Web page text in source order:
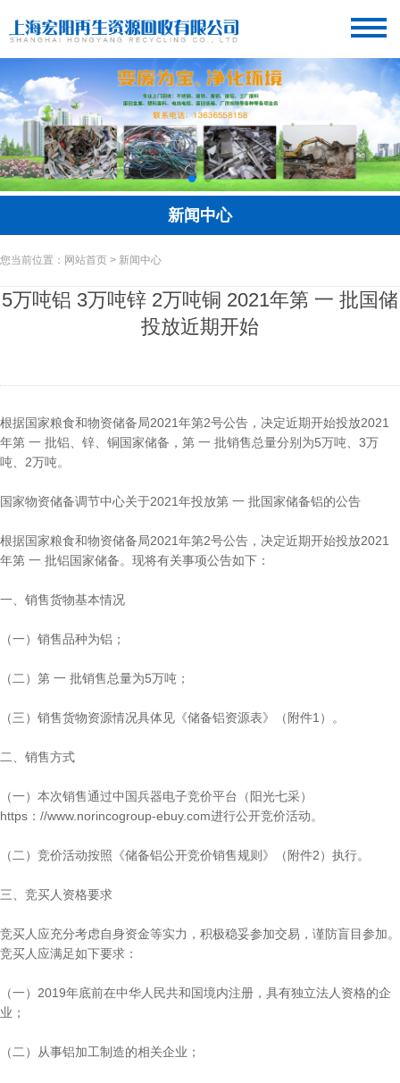
新闻中心
您当前位置：网站首页 > 新闻中心
5万吨铝 3万吨锌 2万吨铜 2021年第 一 批国储
投放近期开始
根据国家粮食和物资储备局2021年第2号公告，决定近期开始投放2021
年第 一 批铝、锌、铜国家储备，第 一 批销售总量分别为5万吨、3万
吨、2万吨。
国家物资储备调节中心关于2021年投放第 一 批国家储备铝的公告
根据国家粮食和物资储备局2021年第2号公告，决定近期开始投放2021
年第 一 批铝国家储备。现将有关事项公告如下：
一、销售货物基本情况
（一）销售品种为铝；
（二）第 一 批销售总量为5万吨；
（三）销售货物资源情况具体见《储备铝资源表》（附件1）。
二、销售方式
（一）本次销售通过中国兵器电子竞价平台（阳光七采）
https：//www.norincogroup-ebuy.com进行公开竞价活动。
（二）竞价活动按照《储备铝公开竞价销售规则》（附件2）执行。
三、竞买人资格要求
竞买人应充分考虑自身资金等实力，积极稳妥参加交易，谨防盲目参加。
竞买人应满足如下要求：
（一）2019年底前在中华人民共和国境内注册，具有独立法人资格的企
业；
（二）从事铝加工制造的相关企业；